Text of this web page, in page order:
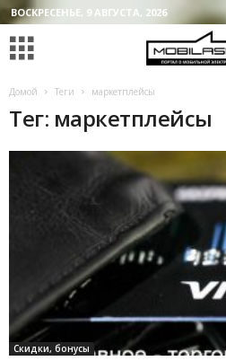
ВОСКРЕСЕНЬЕ, 9 АВГУСТА, 2026
Домой Теги маркетплейсы
Тег: маркетплейсы
Скидки, бонусы